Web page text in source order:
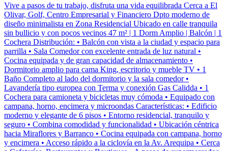
Vive a pasos de tu trabajo, disfruta una vida equilibrada Cerca a El
Olivar, Golf, Centro Empresarial y Financiero Dpto moderno de
diseño minimalista en Zona Residencial Ubicado en calle tranquila
sin bullicio y con pocos vecinos 47 m² | 1 Dorm Amplio | Balcón | 1
Cochera Distribución: • Balcón con vista a la ciudad y espacio para
parrilla • Sala Comedor con excelente entrada de luz natural •
Cocina equipada y de gran capacidad de almacenamiento •
Dormitorio amplio para cama King, escritorio y mueble TV • 1
Baño Completo al lado del dormitorio y la sala comedor •
Lavandería tipo europea con Terma y conexión Gas Calidda • 1
Cochera para camioneta y bicicletas muy cómoda • Equipado con
campana, horno, encimera y microondas Características: • Edificio
moderno y elegante de 6 pisos • Entorno residencial, tranquilo y
seguro • Combina comodidad y funcionalidad • Ubicación céntrica
hacia Miraflores y Barranco • Cocina equipada con campana, horno
y encimera • Acceso rápido a la ciclovía en la Av. Arequipa • Cerca